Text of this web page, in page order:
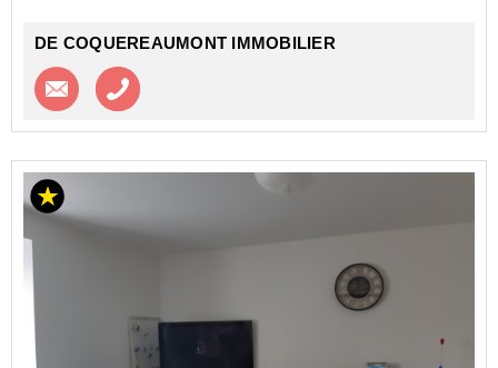
DE COQUEREAUMONT IMMOBILIER
Contacter l'agence